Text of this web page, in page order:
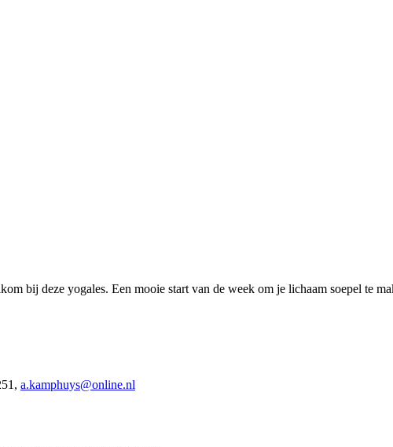
bij deze yogales. Een mooie start van de week om je lichaam soepel te
a.kamphuys@online.nl